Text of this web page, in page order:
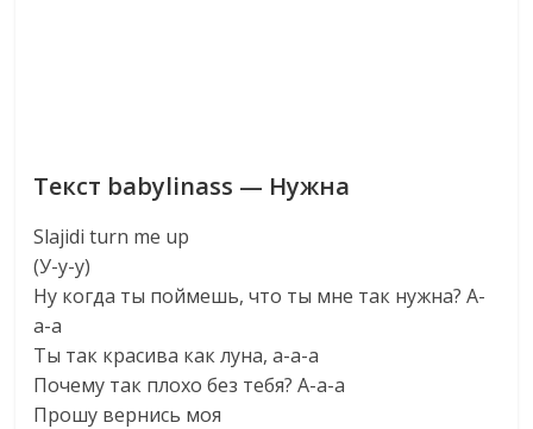
Текст babylinass — Нужна
Slajidi turn me up
(У-у-у)
Ну когда ты поймешь, что ты мне так нужна? А-
а-а
Ты так красива как луна, а-а-а
Почему так плохо без тебя? А-а-а
Прошу вернись моя